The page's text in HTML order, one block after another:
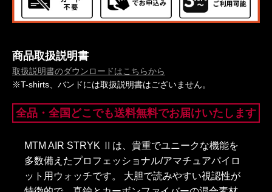
商品取扱説明書
取扱説明書のダウンロードはこちらから
※T-shirts、バンドには取扱説明書はございません。
全品・全国どこでも送料無料でお届けいたします
MTM AIR STRYK Ⅱは、貴重でユニークな機能を
多数備えたプロフェッショナル/アマチュアパイロ
ット用ウォッチです。 大胆で読みやすい視認性が